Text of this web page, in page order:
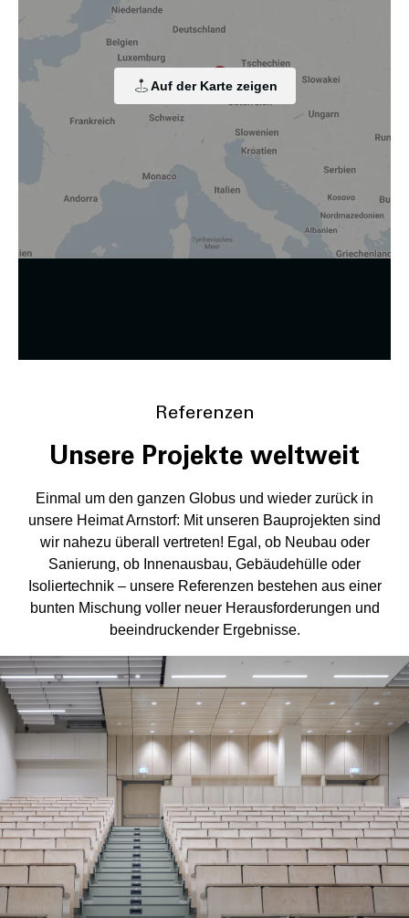
Auf der Karte zeigen
zur Verarbeitung von Endgeräteinformationen und
Einbindung von Inhalten, externen Diensten und Elementen
Dritter, der statistischen Analyse/Messung, der
personalisierten Werbung sowie der Einbindung sozialer
Medien. Je nach Funktion werden dabei Daten an Dritte
weitergegeben und an Dritte in Ländern, in denen kein
angemessenes Datenschutzniveau vorliegt und von diesen
verarbeitet wird, z. B. die USA. Ihre Einwilligung ist stets
freiwillig, für die Nutzung unserer Website nicht erforderlich
und kann jederzeit auf unserer Seite abgelehnt oder
Zustimmung ändern
Referenzen
Unsere Projekte weltweit
Einmal um den ganzen Globus und wieder zurück in
unsere Heimat Arnstorf: Mit unseren Bauprojekten sind
wir nahezu überall vertreten! Egal, ob Neubau oder
Sanierung, ob Innenausbau, Gebäudehülle oder
Isoliertechnik – unsere Referenzen bestehen aus einer
bunten Mischung voller neuer Herausforderungen und
beeindruckender Ergebnisse.